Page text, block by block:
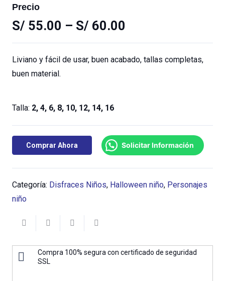
Precio
S/ 55.00 – S/ 60.00
Liviano y fácil de usar, buen acabado, tallas completas,
buen material.
Talla: 2, 4, 6, 8, 10, 12, 14, 16
Comprar Ahora Solicitar Información
Categoría: Disfraces Niños, Halloween niño, Personajes
niño
Compra 100% segura con certificado de seguridad
SSL